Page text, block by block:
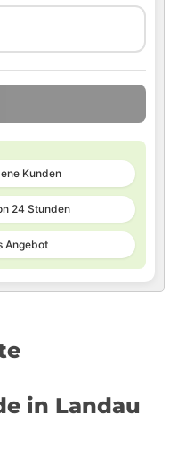
Kunden
24 Stunden
Angebot
in Landau